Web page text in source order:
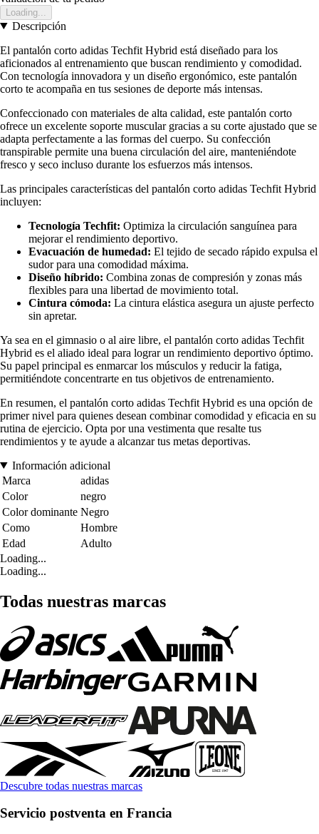
Loading...
Descripción
El pantalón corto adidas Techfit Hybrid está diseñado para los
aficionados al entrenamiento que buscan rendimiento y comodidad.
Con tecnología innovadora y un diseño ergonómico, este pantalón
corto te acompaña en tus sesiones de deporte más intensas.
Confeccionado con materiales de alta calidad, este pantalón corto
ofrece un excelente soporte muscular gracias a su corte ajustado que se
adapta perfectamente a las formas del cuerpo. Su confección
transpirable permite una buena circulación del aire, manteniéndote
fresco y seco incluso durante los esfuerzos más intensos.
Las principales características del pantalón corto adidas Techfit Hybrid
incluyen:
Tecnología Techfit: Optimiza la circulación sanguínea para
mejorar el rendimiento deportivo.
Evacuación de humedad: El tejido de secado rápido expulsa el
sudor para una comodidad máxima.
Diseño híbrido: Combina zonas de compresión y zonas más
flexibles para una libertad de movimiento total.
Cintura cómoda: La cintura elástica asegura un ajuste perfecto
sin apretar.
Ya sea en el gimnasio o al aire libre, el pantalón corto adidas Techfit
Hybrid es el aliado ideal para lograr un rendimiento deportivo óptimo.
Su papel principal es enmarcar los músculos y reducir la fatiga,
permitiéndote concentrarte en tus objetivos de entrenamiento.
En resumen, el pantalón corto adidas Techfit Hybrid es una opción de
primer nivel para quienes desean combinar comodidad y eficacia en su
rutina de ejercicio. Opta por una vestimenta que resalte tus
rendimientos y te ayude a alcanzar tus metas deportivas.
Información adicional
Marca
adidas
Color
negro
Color dominante Negro
Como
Hombre
Edad
Adulto
Loading...
Loading...
Todas nuestras marcas
Descubre todas nuestras marcas
Servicio postventa en Francia